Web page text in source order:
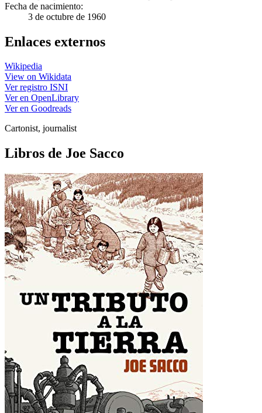
Fecha de nacimiento:
3 de octubre de 1960
Enlaces externos
Wikipedia
View on Wikidata
Ver registro ISNI
Ver en OpenLibrary
Ver en Goodreads
Cartonist, journalist
Libros de Joe Sacco